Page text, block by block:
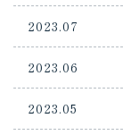
2023.07
2023.06
2023.05